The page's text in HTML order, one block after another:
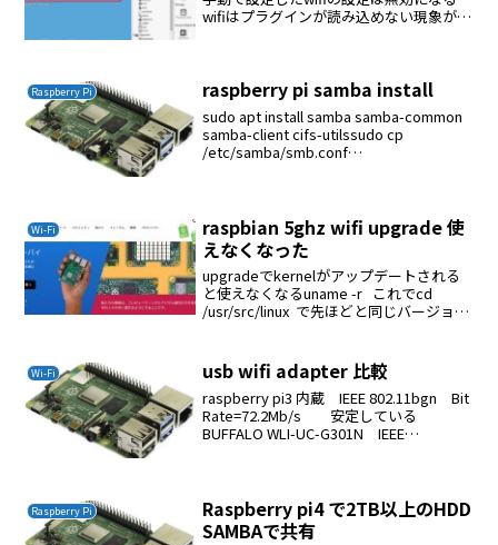
wifiはプラグインが読み込めない現象があ
Raspberry Pi raspberry pi samba install
sudo apt install samba samba-common
samba-client cifs-utilssudo cp
/etc/samba/smb.conf
Wi-Fi
raspbian 5ghz wifi upgrade 使
えなくなった
upgradeでkernelがアップデートされる
と使えなくなるuname -r これでcd
/usr/src/linux で先ほどと同じバージョン
Wi-Fi usb wifi adapter 比較
raspberry pi3 内蔵 IEEE 802.11bgn Bit
Rate=72.2Mb/s 安定している
BUFFALO WLI-UC-G301N IEEE
Raspberry Pi
Raspberry pi4 で2TB以上のHDD
SAMBAで共有